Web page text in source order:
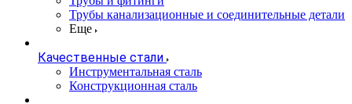
Трубы канализационные и соединительные детали
Еще
Качественные стали
Инструментальная сталь
Конструкционная сталь